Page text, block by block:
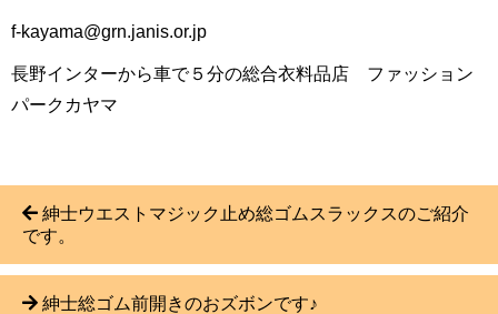
f-kayama@grn.janis.or.jp
長野インターから車で５分の総合衣料品店 ファッション
パークカヤマ
紳士ウエストマジック止め総ゴムスラックスのご紹介
です。
紳士総ゴム前開きのおズボンです♪